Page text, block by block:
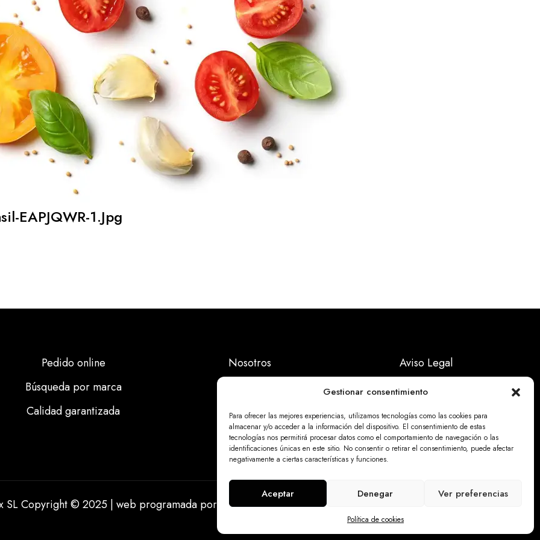
Gestionar consentimiento
Para ofrecer las mejores experiencias, utilizamos tecnologías como las cookies para
almacenar y/o acceder a la información del dispositivo. El consentimiento de estas
tecnologías nos permitirá procesar datos como el comportamiento de navegación o las
identificaciones únicas en este sitio. No consentir o retirar el consentimiento, puede afectar
negativamente a ciertas características y funciones.
Aceptar Denegar Ver preferencias
Política de cookies
EAPJQWR-1.jpg
Pedido online
Búsqueda por marca
Calidad garantizada
Nosotros
Calidad
Noticias
Aviso Legal
Políticas Privacidad
Politicas Cookies
SL Copyright © 2025 | web programada por miempresa.online